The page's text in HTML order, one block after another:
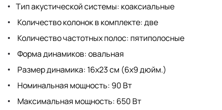
Тип акустической системы: коаксиальные
Количество колонок в комплекте: две
Количество частотных полос: пятиполосные
Форма динамиков: овальная
Размер динамика: 16x23 см (6x9 дюйм.)
Номинальная мощность: 90 Вт
Максимальная мощность: 650 Вт